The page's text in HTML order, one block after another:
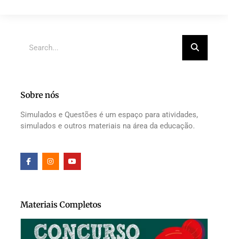
Sobre nós
Simulados e Questões é um espaço para atividades,
simulados e outros materiais na área da educação.
Materiais Completos